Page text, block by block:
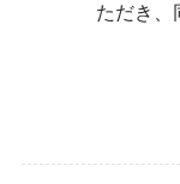
ただき、